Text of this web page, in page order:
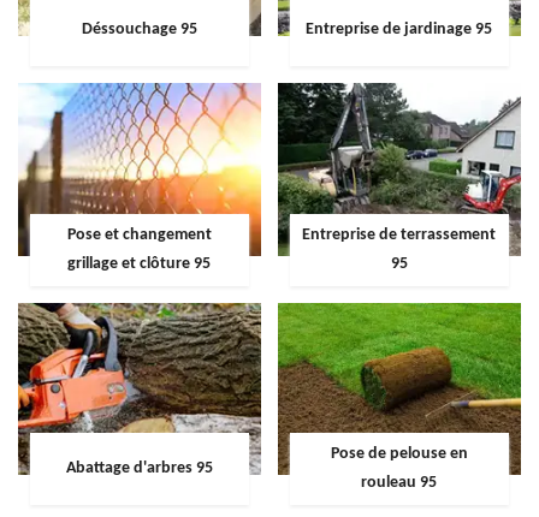
Déssouchage 95 Entreprise de jardinage 95
Pose et changement
grillage et clôture 95
Entreprise de terrassement
95
Abattage d'arbres 95
Pose de pelouse en
rouleau 95